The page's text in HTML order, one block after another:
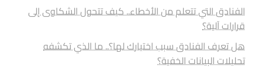
الفنادق التي تتعلم من الأخطاء.. كيف تتحول الشكاوى إلى
قرارات آلية؟
هل تعرف الفنادق سبب اختيارك لها؟.. ما الذي تكشفه
تحليلات البيانات الخفية؟